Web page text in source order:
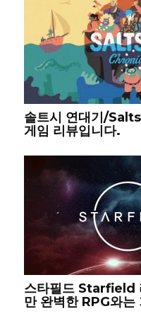
솔트시 연대기/
게임 리뷰입니다.
스타필드 Starfield
만 완벽한 RPG와는